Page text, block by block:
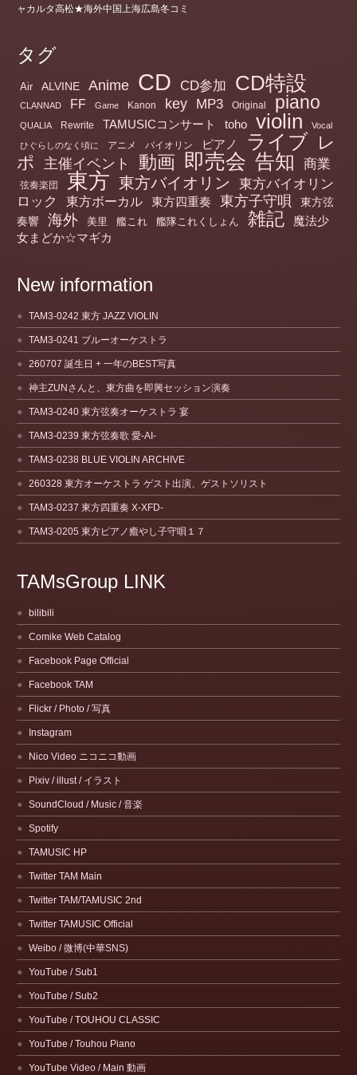
ャカルタ高松★海外中国上海広島冬コミ
タグ
Air ALVINE Anime CD CD参加 CD特設
CLANNAD FF Game Kanon key MP3 Original piano
QUALIA Rewrite TAMUSICコンサート toho violin Vocal
ひぐらしのなく頃に アニメ バイオリン ピアノ ライブ レ
ポ
主催イベント 動画 即売会 告知 商業
弦奏楽団 東方 東方バイオリン
東方バイオリン
ロック
東方ボーカル 東方四重奏 東方子守唄
東方弦
奏響
海外 美里 艦これ 艦隊これくしょん 雑記
魔法少
女まどか☆マギカ
New information
TAM3-0242 東方 JAZZ VIOLIN
TAM3-0241 ブルーオーケストラ
260707 誕生日 + 一年のBEST写真
神主ZUNさんと、東方曲を即興セッション演奏
TAM3-0240 東方弦奏オーケストラ 宴
TAM3-0239 東方弦奏歌 愛-AI-
TAM3-0238 BLUE VIOLIN ARCHIVE
260328 東方オーケストラ ゲスト出演、ゲストソリスト
TAM3-0237 東方四重奏 X-XFD-
TAM3-0205 東方ピアノ癒やし子守唄１７
TAMsGroup LINK
bilibili
Comike Web Catalog
Facebook Page Official
Facebook TAM
Flickr / Photo / 写真
Instagram
Nico Video ニコニコ動画
Pixiv / illust / イラスト
SoundCloud / Music / 音楽
Spotify
TAMUSIC HP
Twitter TAM Main
Twitter TAM/TAMUSIC 2nd
Twitter TAMUSIC Official
Weibo / 微博(中華SNS)
YouTube / Sub1
YouTube / Sub2
YouTube / TOUHOU CLASSIC
YouTube / Touhou Piano
YouTube Video / Main 動画